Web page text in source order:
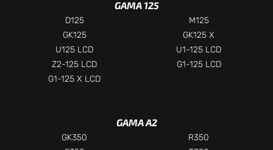
GAMA 125
D125
M125
GK125
GK125 X
U125 LCD
U1-125 LCD
Z2-125 LCD
G1-125 LCD
G1-125 X LCD
GAMA A2
GK350
R350